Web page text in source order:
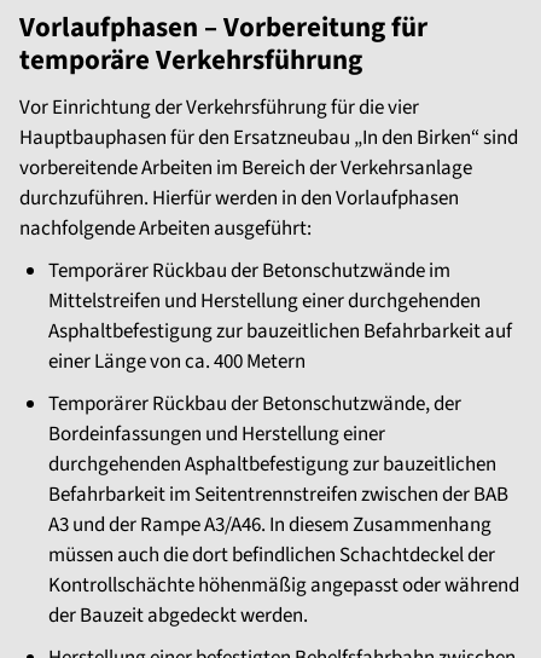
Vorlaufphasen – Vorbereitung für
temporäre Verkehrsführung
Vor Einrichtung der Verkehrsführung für die vier
Hauptbauphasen für den Ersatzneubau „In den Birken“ sind
vorbereitende Arbeiten im Bereich der Verkehrsanlage
durchzuführen. Hierfür werden in den Vorlaufphasen
nachfolgende Arbeiten ausgeführt:
Temporärer Rückbau der Betonschutzwände im
Mittelstreifen und Herstellung einer durchgehenden
Asphaltbefestigung zur bauzeitlichen Befahrbarkeit auf
einer Länge von ca. 400 Metern
Temporärer Rückbau der Betonschutzwände, der
Bordeinfassungen und Herstellung einer
durchgehenden Asphaltbefestigung zur bauzeitlichen
Befahrbarkeit im Seitentrennstreifen zwischen der BAB
A3 und der Rampe A3/A46. In diesem Zusammenhang
müssen auch die dort befindlichen Schachtdeckel der
Kontrollschächte höhenmäßig angepasst oder während
der Bauzeit abgedeckt werden.